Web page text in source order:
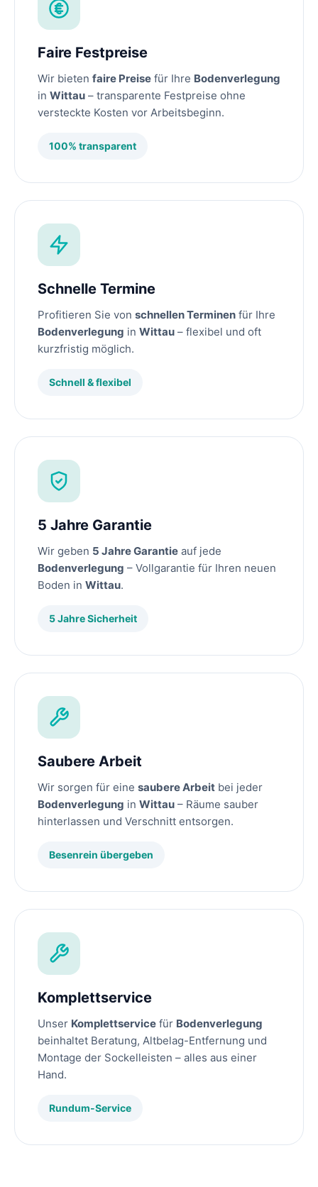
Faire Festpreise
Wir bieten faire Preise für Ihre Bodenverlegung
in Wittau – transparente Festpreise ohne
versteckte Kosten vor Arbeitsbeginn.
100% transparent
Schnelle Termine
Profitieren Sie von schnellen Terminen für Ihre
Bodenverlegung in Wittau – flexibel und oft
kurzfristig möglich.
Schnell & flexibel
5 Jahre Garantie
Wir geben 5 Jahre Garantie auf jede
Bodenverlegung – Vollgarantie für Ihren neuen
Boden in Wittau.
5 Jahre Sicherheit
Saubere Arbeit
Wir sorgen für eine saubere Arbeit bei jeder
Bodenverlegung in Wittau – Räume sauber
hinterlassen und Verschnitt entsorgen.
Besenrein übergeben
Komplettservice
Unser Komplettservice für Bodenverlegung
beinhaltet Beratung, Altbelag-Entfernung und
Montage der Sockelleisten – alles aus einer
Hand.
Rundum-Service